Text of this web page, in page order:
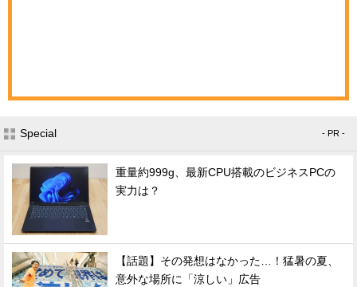
Special - PR -
重量約999g、最新CPU搭載のビジネスPCの
実力は？
【話題】その発想はなかった…！猛暑の夏、
意外な場所に「涼しい」広告